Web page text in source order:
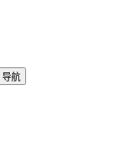
导航